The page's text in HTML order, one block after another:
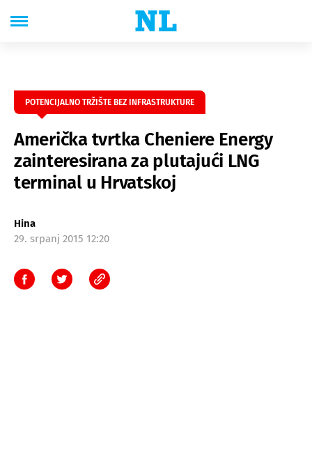
POTENCIJALNO TRŽIŠTE BEZ INFRASTRUKTURE
Američka tvrtka Cheniere Energy
zainteresirana za plutajući LNG
terminal u Hrvatskoj
Hina
29. srpanj 2015 12:20